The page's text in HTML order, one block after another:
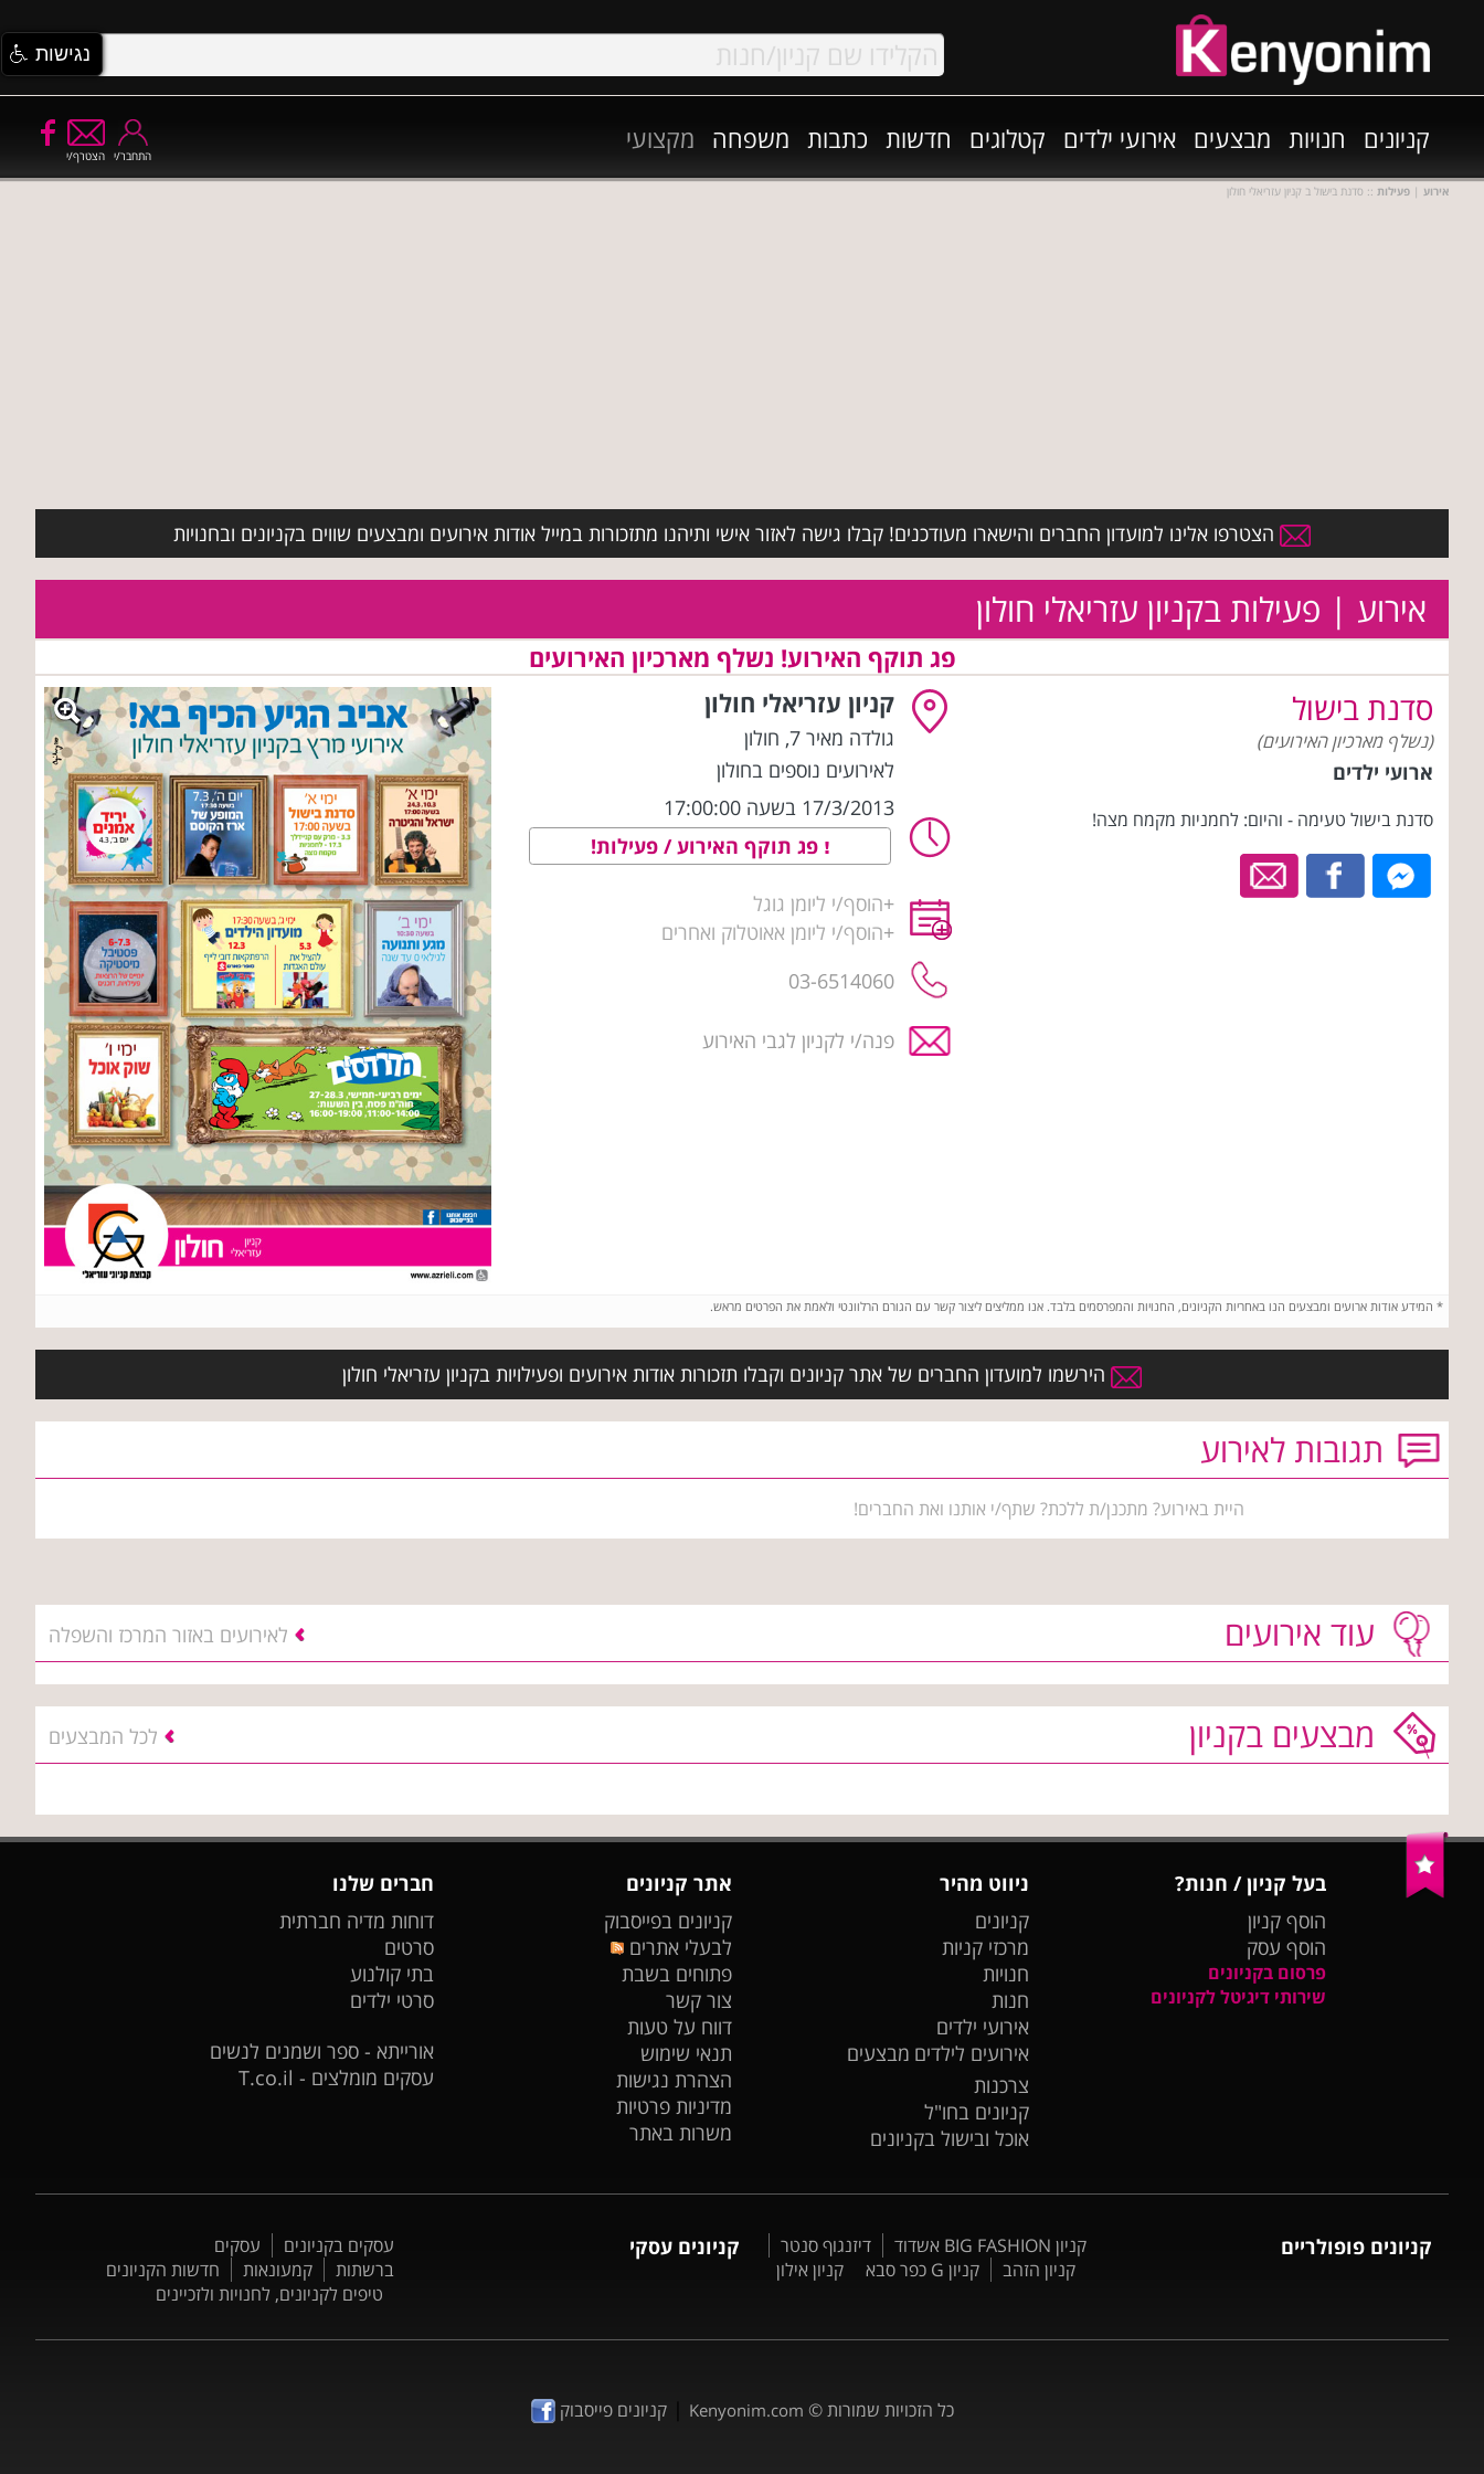
קניונים חנויות מבצעים אירועי ילדים קטלוגים חדשות כתבות משפחה מקצועי
הצטרף/י התחבר/י
אירוע | פעילות :: סדנת בישול ב קניון עזריאלי חולון
הצטרפו אלינו למועדון החברים והישארו מעודכנים! קבלו גישה לאזור אישי ותיהנו מתזכורות במייל אודות אירועים ומבצעים שווים בקניונים ובחנויות
אירוע | פעילות בקניון עזריאלי חולון
פג תוקף האירוע! נשלף מארכיון האירועים
סדנת בישול
(נשלף מארכיון האירועים)
ארועי ילדים
סדנת בישול טעימה - והיום: לחמניות מקמח מצה!
קניון עזריאלי חולון
גולדה מאיר 7 , חולון
לאירועים נוספים בחולון
17/3/2013 בשעה 17:00:00
פג תוקף האירוע / פעילות!
+הוסף/י ליומן גוגל
+הוסף/י ליומן אאוטלוק ואחרים
03-6514060
פנה/י לקניון לגבי האירוע
* המידע אודות ארועים ומבצעים הנו באחריות הקניונים, החנויות והמפרסמים בלבד. אנו ממליצים ליצור קשר עם הגורם הרלוונטי ולאמת את הפרטים מראש.
הירשמו למועדון החברים של אתר קניונים וקבלו תזכורות אודות אירועים ופעילויות בקניון עזריאלי חולון
תגובות לאירוע
היית באירוע? מתכנן/ת ללכת? שתף/י אותנו ואת החברים!
עוד אירועים לאירועים באזור המרכז והשפלה
מבצעים בקניון לכל המבצעים
בעל קניון / חנות?
הוסף קניון
הוסף עסק
פרסום בקניונים
שירותי דיגיטל לקניונים
ניווט מהיר
קניונים
מרכזי קניות
חנויות
חנות
אירועי ילדים
אירועים לילדים מבצעים
צרכנות
קניונים בחו"ל
אוכל ובישול בקניונים
אתר קניונים
קניונים בפייסבוק
לבעלי אתרים
פתוחים בשבת
צור קשר
דווח על טעות
תנאי שימוש
הצהרת נגישות
מדיניות פרטיות
משרות באתר
חברים שלנו
דוחות מדיה חברתית
סרטים
בתי קולנוע
סרטי ילדים
אורייתא - ספר ושמנים לנשים
עסקים מומלצים - T.co.il
קניונים פופולריים קניון BIG FASHION אשדוד
דיזנגוף סנטר
קניון הזהב
קניון G כפר סבא קניון אילון
קניונים עסקי עסקים בקניונים
עסקים
ברשתות
קמעונאות
חדשות הקניונים
טיפים לקניונים, לחנויות ולזכיינים
כל הזכויות שמורות © Kenyonim.com
|קניונים פייסבוק
נגישות